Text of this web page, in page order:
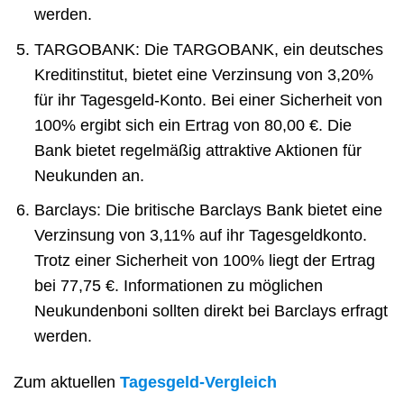
werden.
TARGOBANK: Die TARGOBANK, ein deutsches
Kreditinstitut, bietet eine Verzinsung von 3,20%
für ihr Tagesgeld-Konto. Bei einer Sicherheit von
100% ergibt sich ein Ertrag von 80,00 €. Die
Bank bietet regelmäßig attraktive Aktionen für
Neukunden an.
Barclays: Die britische Barclays Bank bietet eine
Verzinsung von 3,11% auf ihr Tagesgeldkonto.
Trotz einer Sicherheit von 100% liegt der Ertrag
bei 77,75 €. Informationen zu möglichen
Neukundenboni sollten direkt bei Barclays erfragt
werden.
Zum aktuellen Tagesgeld-Vergleich